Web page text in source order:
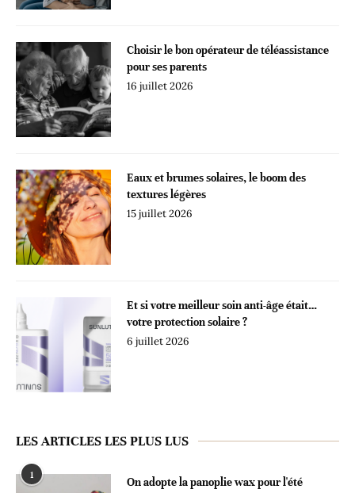
Choisir le bon opérateur de téléassistance
pour ses parents
16 juillet 2026
Eaux et brumes solaires, le boom des
textures légères
15 juillet 2026
Et si votre meilleur soin anti-âge était…
votre protection solaire ?
6 juillet 2026
LES ARTICLES LES PLUS LUS
1
On adopte la panoplie wax pour l'été